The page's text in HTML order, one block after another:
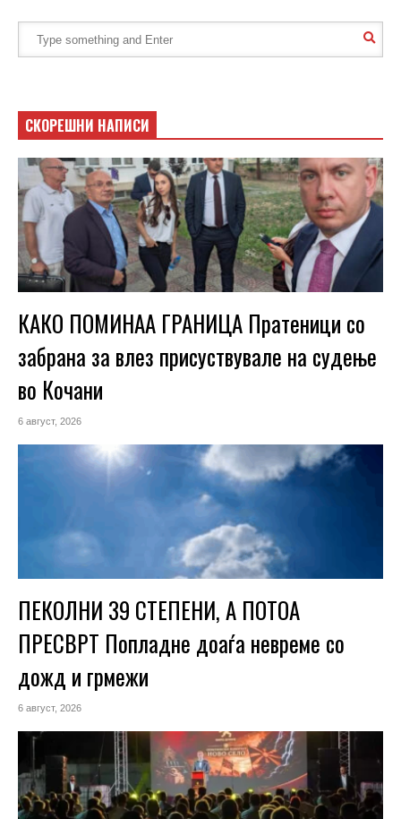
СКОРЕШНИ НАПИСИ
КАКО ПОМИНАА ГРАНИЦА Пратеници со
забрана за влез присуствувале на судење
во Кочани
6 август, 2026
ПЕКОЛНИ 39 СТЕПЕНИ, А ПОТОА
ПРЕСВРТ Попладне доаѓа невреме со
дожд и грмежи
6 август, 2026